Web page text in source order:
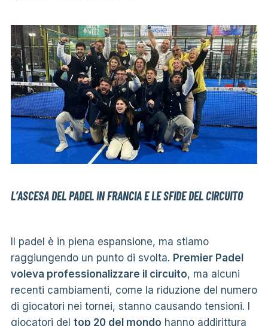
L’ASCESA DEL PADEL IN FRANCIA E LE SFIDE DEL CIRCUITO
Il padel è in piena espansione, ma stiamo
raggiungendo un punto di svolta. Premier Padel
voleva professionalizzare il circuito, ma alcuni
recenti cambiamenti, come la riduzione del numero
di giocatori nei tornei, stanno causando tensioni. I
giocatori del top 20 del mondo hanno addirittura